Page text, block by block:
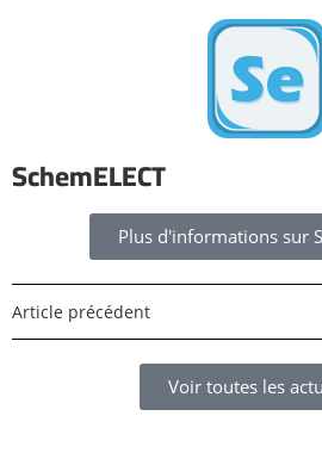
SchemELECT
Plus d'informations sur
Article précédent
Voir toutes les